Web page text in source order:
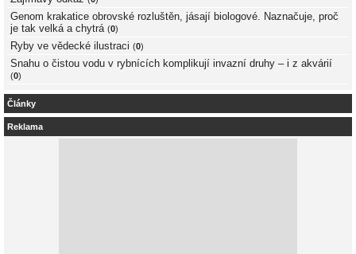
Genom krakatice obrovské rozluštěn, jásají biologové. Naznačuje, proč
je tak velká a chytrá (0)
Ryby ve vědecké ilustraci (0)
Snahu o čistou vodu v rybnících komplikují invazní druhy – i z akvárií
(0)
Články
Reklama